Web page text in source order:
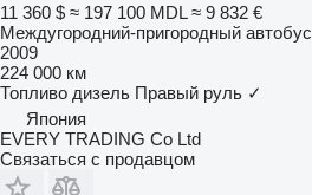
11 360 $ ≈ 197 100 MDL ≈ 9 832 €
Междугородний-пригородный автобус
2009
224 000 км
Топливо дизель Правый руль ✓
Япония
EVERY TRADING Co Ltd
Связаться с продавцом